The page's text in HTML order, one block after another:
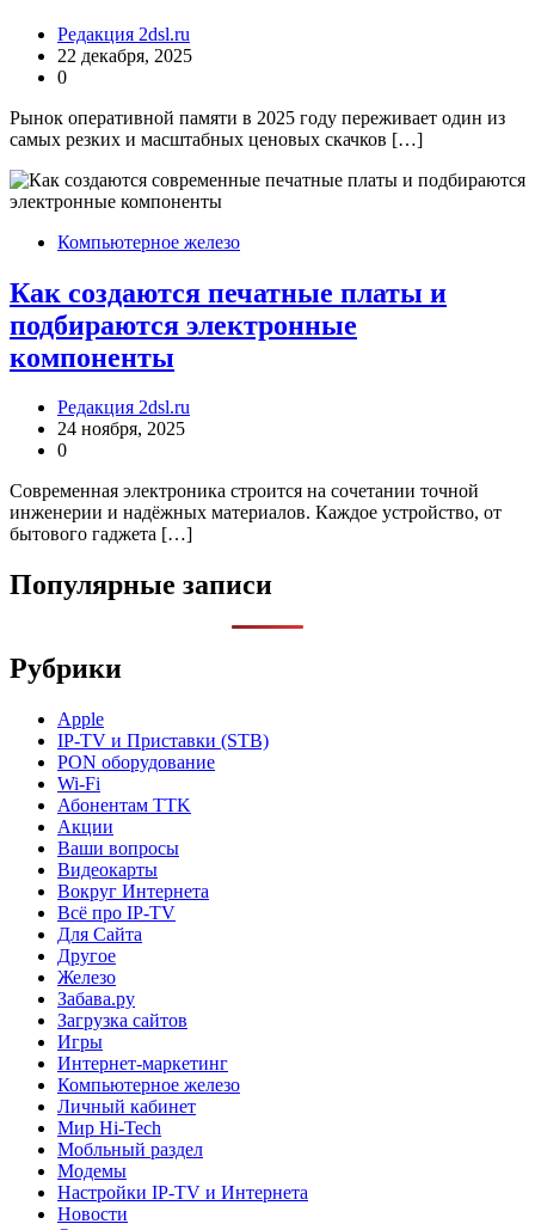
Редакция 2dsl.ru
22 декабря, 2025
0
Рынок оперативной памяти в 2025 году переживает один из
самых резких и масштабных ценовых скачков […]
Компьютерное железо
Как создаются печатные платы и
подбираются электронные
компоненты
Редакция 2dsl.ru
24 ноября, 2025
0
Современная электроника строится на сочетании точной
инженерии и надёжных материалов. Каждое устройство, от
бытового гаджета […]
Популярные записи
Рубрики
Apple
IP-TV и Приставки (STB)
PON оборудование
Wi-Fi
Абонентам TTK
Акции
Ваши вопросы
Видеокарты
Вокруг Интернета
Всё про IP-TV
Для Сайта
Другое
Железо
Забава.ру
Загрузка сайтов
Игры
Интернет-маркетинг
Компьютерное железо
Личный кабинет
Мир Hi-Tech
Мобльный раздел
Модемы
Настройки IP-TV и Интернета
Новости